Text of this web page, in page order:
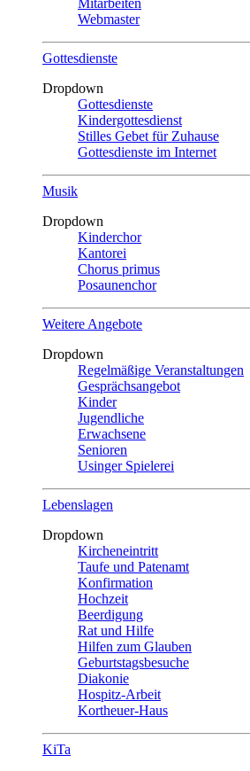
Mitarbeiten
Webmaster
Gottesdienste
Dropdown
Gottesdienste
Kindergottesdienst
Stilles Gebet für Zuhause
Gottesdienste im Internet
Musik
Dropdown
Kinderchor
Kantorei
Chorus primus
Posaunenchor
Weitere Angebote
Dropdown
Regelmäßige Veranstaltungen
Gesprächsangebot
Kinder
Jugendliche
Erwachsene
Senioren
Usinger Spielerei
Lebenslagen
Dropdown
Kircheneintritt
Taufe und Patenamt
Konfirmation
Hochzeit
Beerdigung
Rat und Hilfe
Hilfen zum Glauben
Geburtstagsbesuche
Diakonie
Hospitz-Arbeit
Kortheuer-Haus
KiTa